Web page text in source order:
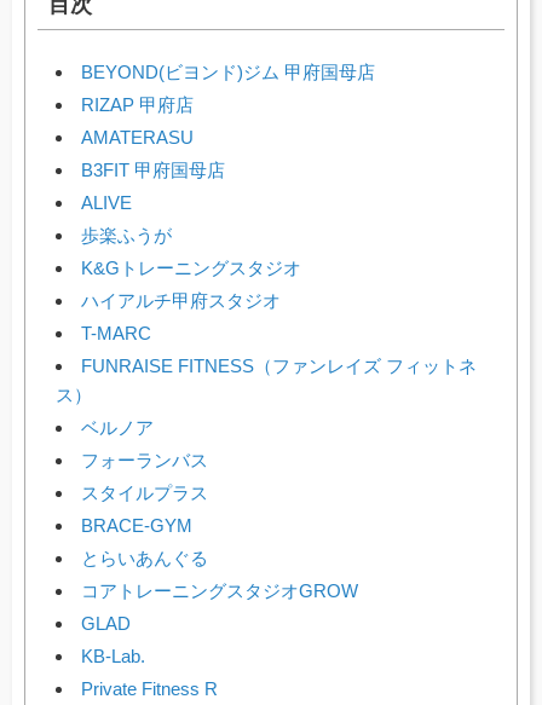
BEYOND(ビヨンド)ジム 甲府国母店
RIZAP 甲府店
AMATERASU​
B3FIT 甲府国母店
ALIVE
歩楽ふうが
K&Gトレーニングスタジオ
ハイアルチ甲府スタジオ
T-MARC
FUNRAISE FITNESS（ファンレイズ フィットネ
ス）
ベルノア
フォーランバス
スタイルプラス
BRACE-GYM
とらいあんぐる
コアトレーニングスタジオGROW
GLAD
KB-Lab.
Private Fitness R